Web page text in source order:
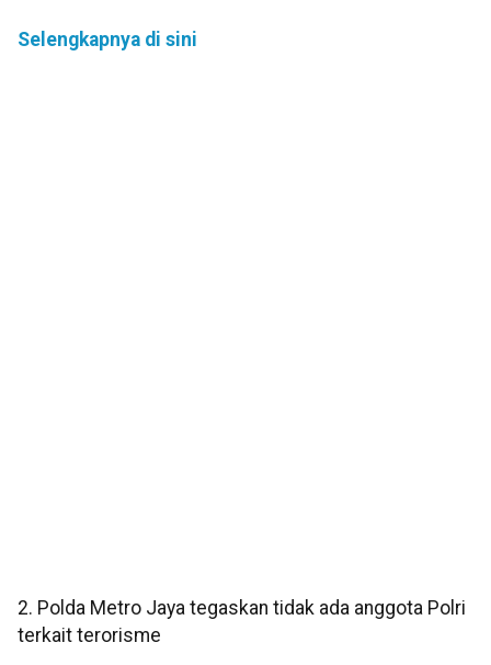
Selengkapnya di sini
2. Polda Metro Jaya tegaskan tidak ada anggota Polri
terkait terorisme